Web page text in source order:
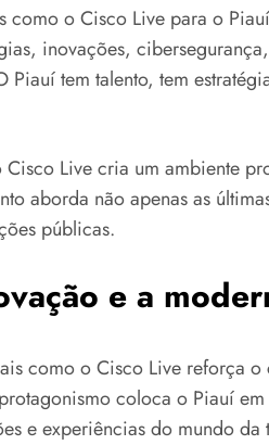
como o Cisco Live para o
inovações,
tem talento, tem
Live cria um ambiente
aborda não apenas as
públicas.
e a
como o Cisco Live reforça
coloca o Piauí
e experiências do mundo